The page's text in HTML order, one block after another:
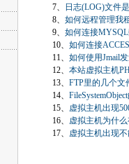
7、
日志(LOG)文件
8、 如何远程管理我
9、 如何连接
10、 如何连接
11、 如何使用Jmail
12、 本站虚拟主机
13、 FTP里的几个文
14、
15、 虚拟主机出现
16、 虚拟主机为什
17、 虚拟主机出现